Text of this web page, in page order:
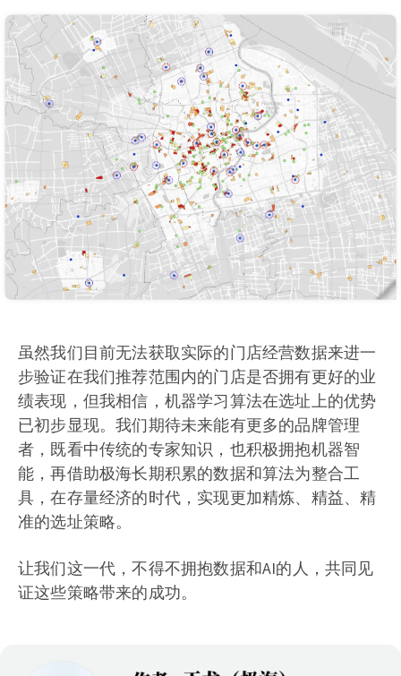
虽然我们目前无法获取实际的门店经营数据来进一
步验证在我们推荐范围内的门店是否拥有更好的业
绩表现，但我相信，机器学习算法在选址上的优势
已初步显现。我们期待未来能有更多的品牌管理
者，既看中传统的专家知识，也积极拥抱机器智
能，再借助极海长期积累的数据和算法为整合工
具，在存量经济的时代，实现更加精炼、精益、精
准的选址策略。
让我们这一代，不得不拥抱数据和AI的人，共同见
证这些策略带来的成功。